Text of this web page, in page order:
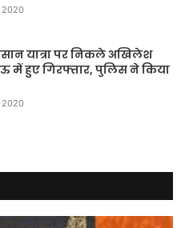
2020
यात्रा पर निकले अखिलेश
में हुए गिरफ्तार, पुलिस ने किया
2020